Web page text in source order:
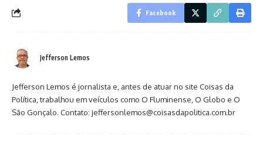
Facebook
Jefferson Lemos
Jefferson Lemos é jornalista e, antes de atuar no site Coisas da
Política, trabalhou em veículos como O Fluminense, O Globo e O
São Gonçalo. Contato: jeffersonlemos@coisasdapolitica.com.br